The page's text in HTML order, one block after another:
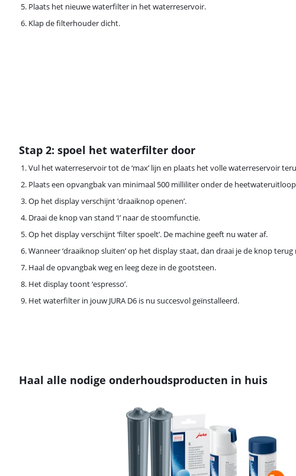
Plaats het nieuwe waterfilter in het waterreservoir.
Klap de filterhouder dicht.
Stap 2: spoel het waterfilter door
Vul het waterreservoir tot de ‘max’ lijn en plaats het volle waterreservoir
Plaats een opvangbak van minimaal 500 milliliter onder de
Op het display verschijnt ‘draaiknop openen’.
Draai de knop van stand ‘I’ naar de stoomfunctie.
Op het display verschijnt ‘filter spoelt’. De machine geeft nu water af.
Wanneer ‘draaiknop sluiten’ op het display staat, dan draai je de knop terug
Haal de opvangbak weg en leeg deze in de gootsteen.
Het display toont ‘espresso’.
Het waterfilter in jouw JURA D6 is nu succesvol geïnstalleerd.
Haal alle nodige onderhoudsproducten in huis